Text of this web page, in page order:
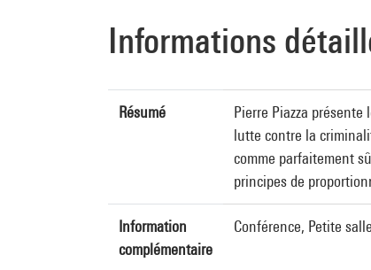
Informations
Résumé
Pierre Piazza
lutte contre la
comme parfaitement
principes de
Information
complémentaire
Conférence, Petite